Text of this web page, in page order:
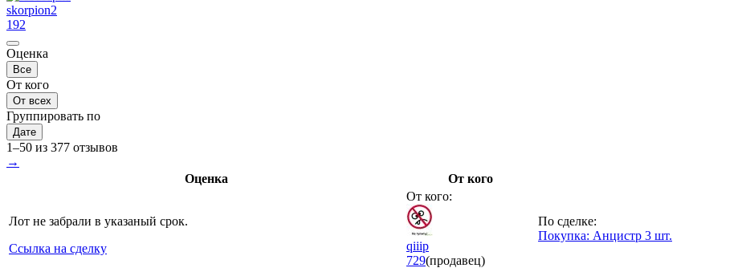
skorpion2
192
Оценка
Все
От кого
От всех
Группировать по
Дате
1–50 из 377 отзывов
→
Оценка
От кого
Лот не забрали в указаный срок.
Ссылка на сделку
От кого:
qiiip
729(продавец)
По сделке:
Покупка: Анцистр 3 шт.